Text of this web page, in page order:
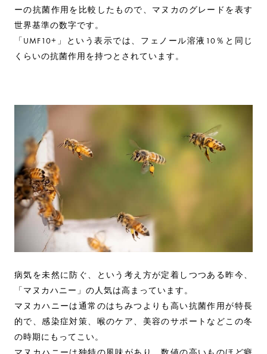
ーの抗菌作用を比較したもので、マヌカのグレードを表す
世界基準の数字です。
「UMF10+」という表示では、フェノール溶液10％と同じ
くらいの抗菌作用を持つとされています。
病気を未然に防ぐ、という考え方が定着しつつある昨今、
「マヌカハニー」の人気は高まっています。
マヌカハニーは通常のはちみつよりも高い抗菌作用が特長
的で、感染症対策、喉のケア、美容のサポートなどこの冬
の時期にもってこい。